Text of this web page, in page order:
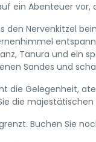
ein Abenteuer vor,
den Nervenkitzel
Tanura und ein
Sandes und
die Gelegenheit,
die
Buchen Sie